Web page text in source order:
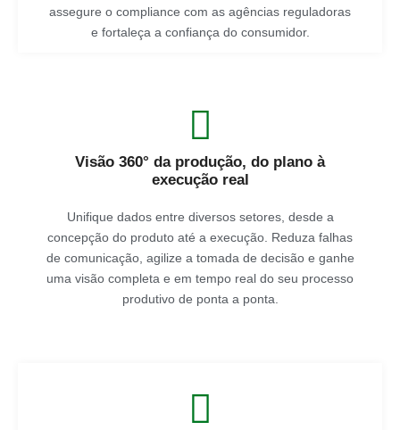
assegure o compliance com as agências reguladoras
e fortaleça a confiança do consumidor.
Visão 360° da produção, do plano à
execução real
Unifique dados entre diversos setores, desde a
concepção do produto até a execução. Reduza falhas
de comunicação, agilize a tomada de decisão e ganhe
uma visão completa e em tempo real do seu processo
produtivo de ponta a ponta.